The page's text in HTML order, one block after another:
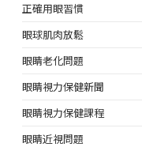
正確用眼習慣
眼球肌肉放鬆
眼睛老化問題
眼睛視力保健新聞
眼睛視力保健課程
眼睛近視問題